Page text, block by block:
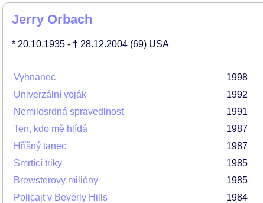
Jerry Orbach
* 20.10.1935 - † 28.12.2004 (69) USA
Vyhnanec 1998
Univerzální voják
1992
Nemilosrdná spravedlnost
1991
Ten, kdo mě hlídá
1987
Hříšný tanec
1987
Smrtící triky
1985
Brewsterovy milióny
1985
Policajt v Beverly Hills
1984